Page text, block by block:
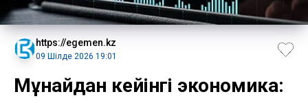
https://egemen.kz
09 Шілде 2026 19:01
Мұнайдан кейінгі экономика: